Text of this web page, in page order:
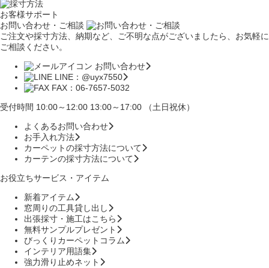
お客様サポート
お問い合わせ・ご相談
ご注文や採寸方法、納期など、ご不明な点がございましたら、お気軽に
ご相談ください。
お問い合わせ
LINE：@uyx7550
FAX：06-7657-5032
受付時間 10:00～12:00 13:00～17:00 （土日祝休）
よくあるお問い合わせ
お手入れ方法
カーペットの採寸方法について
カーテンの採寸方法について
お役立ちサービス・アイテム
新着アイテム
窓周りの工具貸し出し
出張採寸・施工はこちら
無料サンプルプレゼント
びっくりカーペットコラム
インテリア用語集
強力滑り止めネット